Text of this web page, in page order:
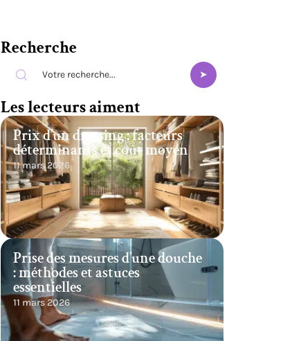
Recherche
Les lecteurs aiment
Prix d’un dressing : facteurs
déterminants et coût moyen
11 mars 2026
Prise des mesures d’une douche
: méthodes et astuces
essentielles
11 mars 2026